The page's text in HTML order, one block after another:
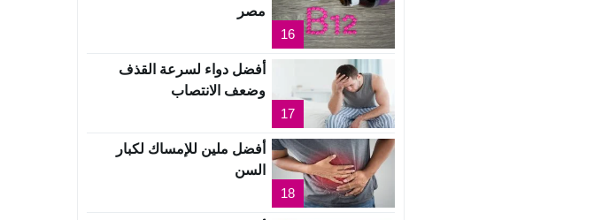
16
مصر
17
أفضل دواء لسرعة القذف
وضعف الانتصاب
18
أفضل ملين للإمساك لكبار
السن